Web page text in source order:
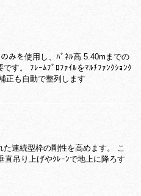
みを使用し、ﾊﾟﾈﾙ高 5.40mまでの
す。 ﾌﾚｰﾑﾌﾟﾛﾌｧｲﾙをﾏﾙﾁﾌｧﾝｸｼｮﾝｸ
正も自動で整列します
連続型枠の剛性を高めます。 こ
直吊り上げやｸﾚｰﾝで地上に降ろす